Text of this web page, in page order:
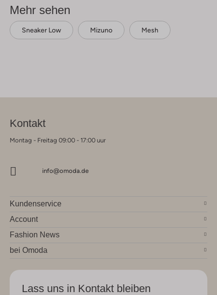
Mehr sehen
Sneaker Low Mizuno Mesh
Kontakt
Montag - Freitag 09:00 - 17:00 uur
info@omoda.de
Kundenservice
Account
Fashion News
bei Omoda
Lass uns in Kontakt bleiben